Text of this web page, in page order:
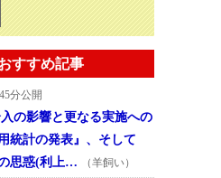
すすめ記事
分公開
の影響と更なる実施への
統計の発表』、そして
思惑(利上…
（羊飼い）